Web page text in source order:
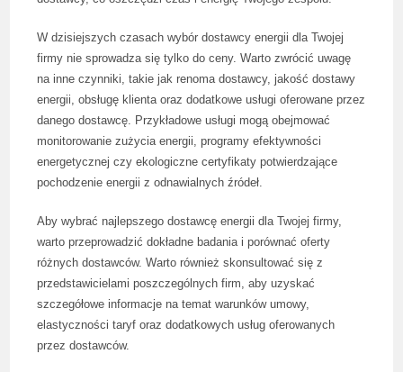
W dzisiejszych czasach wybór dostawcy energii dla Twojej
firmy nie sprowadza się tylko do ceny. Warto zwrócić uwagę
na inne czynniki, takie jak renoma dostawcy, jakość dostawy
energii, obsługę klienta oraz dodatkowe usługi oferowane przez
danego dostawcę. Przykładowe usługi mogą obejmować
monitorowanie zużycia energii, programy efektywności
energetycznej czy ekologiczne certyfikaty potwierdzające
pochodzenie energii z odnawialnych źródeł.
Aby wybrać najlepszego dostawcę energii dla Twojej firmy,
warto przeprowadzić dokładne badania i porównać oferty
różnych dostawców. Warto również skonsultować się z
przedstawicielami poszczególnych firm, aby uzyskać
szczegółowe informacje na temat warunków umowy,
elastyczności taryf oraz dodatkowych usług oferowanych
przez dostawców.